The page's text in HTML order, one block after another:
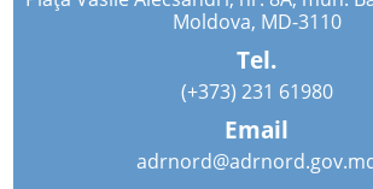
Moldova, MD-3110
Tel.
(+373) 231 61980
Email